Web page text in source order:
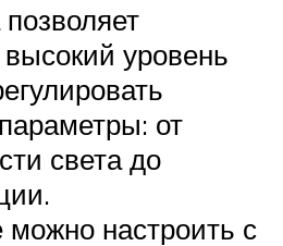
уровень
от
света до
можно настроить с